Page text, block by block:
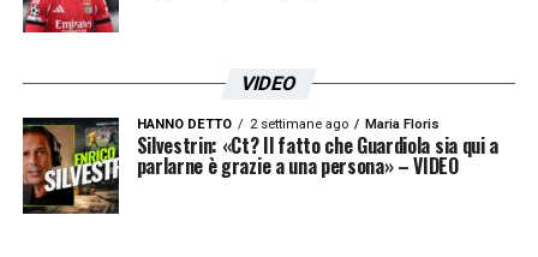
VIDEO
HANNO DETTO 2 settimane ago Maria Floris
Silvestrin: «Ct? Il fatto che Guardiola sia qui a
parlarne è grazie a una persona» – VIDEO